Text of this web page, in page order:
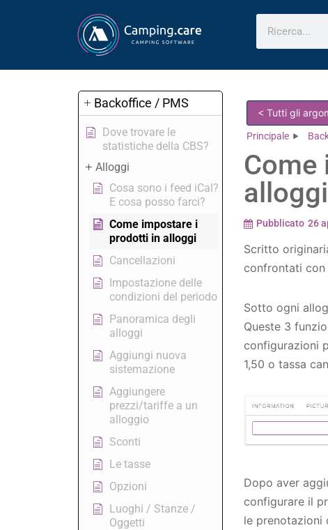
Backoffice / PMS
Dove trovare le
statistiche della CBS?
Alloggi
Cosa sono i feed iCal?
E cosa posso farci?
Come impostare i
prodotti in alloggi
Cancellazioni
Impostazione delle
condizioni del periodo
Panoramica degli
alloggi
Aggiungi nuova
sistemazione
Aggiungere
prezzi/tariffe a un
alloggio
Sconti
Le tasse
Opzioni
Luoghi / Stanze /
Oggetti
< Tutti gli
Principale
Come
alloggi
Pubblicato 26
Scritto
confrontati
Sotto ogni
Queste 3
configurazioni
1,50 o tassa
Dopo aver
configurare il
le prenotazioni